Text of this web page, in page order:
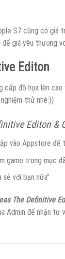
S7 cũng có
giá yêu thương
Editon
đồ họa lên
thử nhé:))
Editon &
vào Appstore để
game trong mục
với bạn nữa”
The Definitive
để nhận tư